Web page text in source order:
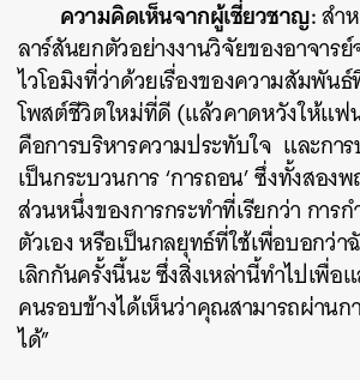
ความคิดเห็นจากผู้เชี่ยวชาญ:สำ
ลาร์สันยกตัวอย่างงานวิจัยของอาจาร
ไวโอมิงที่ว่าด้วยเรื่องของความสัมพันธ์
โพสต์ชีวิตใหม่ที่ดี (แล้วคาดหวังให้แฟ
คือการบริหารความประทับใจ และกา
เป็นกระบวนการ ‘การถอน’ ซึ่งทั้งสอง
ส่วนหนึ่งของการกระทำที่เรียกว่า การ
ตัวเอง หรือเป็นกลยุทธ์ที่ใช้เพื่อบอกว่า
เลิกกันครั้งนี้นะ ซึ่งสิ่งเหล่านี้ทำไปเพื่อ
คนรอบข้างได้เห็นว่าคุณสามารถผ่านก
ได้”